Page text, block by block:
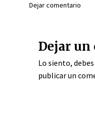
Dejar comentario
Dejar
Lo siento,
publicar un